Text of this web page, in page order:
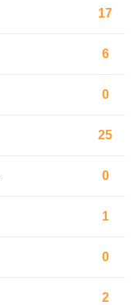
17
6
0
25
0
1
0
2